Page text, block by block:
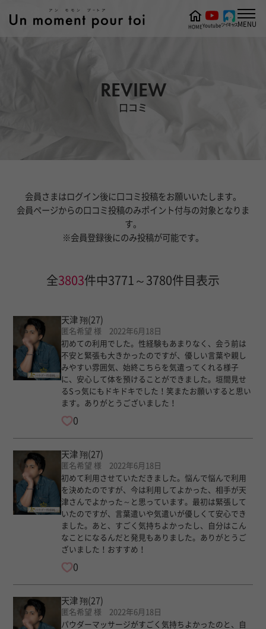
REVIEW
口コミ
HOMEYoutubeツイキャスMENU
会員さまはログイン後に口コミ投稿をお願いいたします。
会員ページからの口コミ投稿のみポイント付与の対象となりま
す。
※会員登録後にのみ投稿が可能です。
全3803件中3771～3780件目表示
天津 翔(27)
匿名希望 様 2022年6月18日
初めての利用でした。性経験もあまりなく、会う前は
不安と緊張も大きかったのですが、優しい言葉や親し
みやすい雰囲気、始終こちらを気遣ってくれる様子
に、安心して体を預けることができました。垣間見せ
るSっ気にもドキドキでした！笑またお願いすると思い
ます。ありがとうございました！
0
天津 翔(27)
匿名希望 様 2022年6月18日
初めて利用させていただきました。悩んで悩んで利用
を決めたのですが、今は利用してよかった、相手が天
津さんでよかった～と思っています。最初は緊張して
いたのですが、言葉遣いや気遣いが優しくて安心でき
ました。あと、すごく気持ちよかったし、自分はこん
なことになるんだと発見もありました。ありがとうご
ざいました！おすすめ！
0
天津 翔(27)
匿名希望 様 2022年6月18日
パウダーマッサージがすごく気持ちよかったのと、自